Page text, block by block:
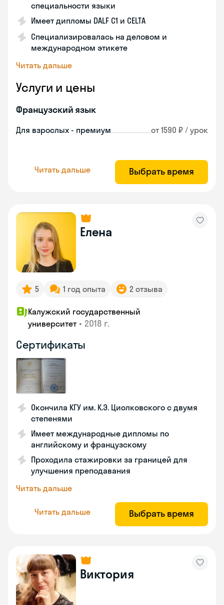
специальности языки
Имеет дипломы DALF C1 и CELTA
Специализировалась на деловом и
международном этикете
Читать дальше
Услуги и цены
Французский язык
Для взрослых - премиум от 1590 ₽ / урок
Читать дальше Выбрать время
Елена
5 1 год опыта 2 отзыва
Калужский государственный
университет • 2018 г.
Сертификаты
Окончила КГУ им. К.Э. Циолковского с двумя
степенями
Имеет международные дипломы по
английскому и французскому
Проходила стажировки за границей для
улучшения преподавания
Читать дальше
Читать дальше Выбрать время
Виктория